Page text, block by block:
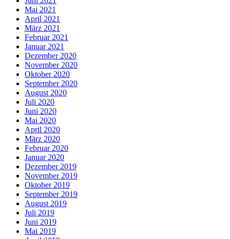
Mai 2021
April 2021
März 2021
Februar 2021
Januar 2021
Dezember 2020
November 2020
Oktober 2020
September 2020
August 2020
Juli 2020
Juni 2020
Mai 2020
April 2020
März 2020
Februar 2020
Januar 2020
Dezember 2019
November 2019
Oktober 2019
September 2019
August 2019
Juli 2019
Juni 2019
Mai 2019